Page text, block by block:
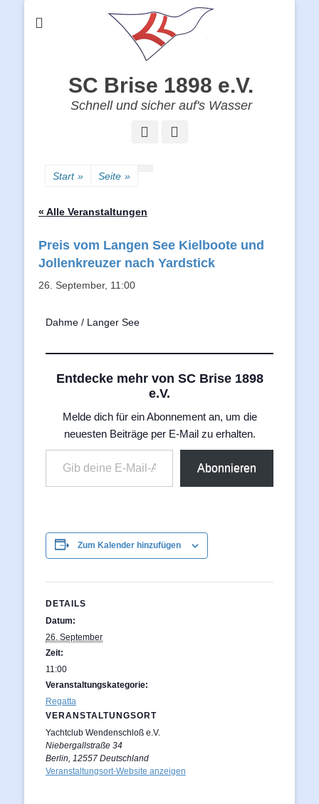
SC Brise 1898 e.V.
Schnell und sicher auf's Wasser
Facebook
Start » Seite »
« Alle Veranstaltungen
Preis vom Langen See Kielboote und
Jollenkreuzer nach Yardstick
26. September, 11:00
Dahme / Langer See
Entdecke mehr von SC Brise 1898
e.V.
Melde dich für ein Abonnement an, um die
neuesten Beiträge per E-Mail zu erhalten.
Gib deine E-Mail-Adresse ein ...
Abonnieren
Zum Kalender hinzufügen
DETAILS
Datum:
26. September
Zeit:
11:00
Veranstaltungskategorie:
Regatta
VERANSTALTUNGSORT
Yachtclub Wendenschloß e.V.
Niebergallstraße 34
Berlin, 12557 Deutschland
Veranstaltungsort-Website anzeigen